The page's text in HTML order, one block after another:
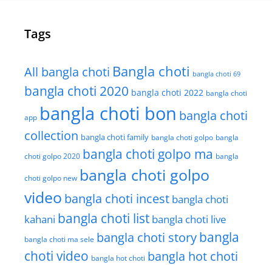
Tags
All bangla choti Bangla choti bangla choti 69
bangla choti 2020 bangla choti 2022 bangla choti
app bangla choti bon bangla choti
collection bangla choti family bangla choti golpo bangla
choti golpo 2020 bangla choti golpo ma bangla
choti golpo new bangla choti golpo
video bangla choti incest bangla choti
kahani bangla choti list bangla choti live
bangla choti ma sele bangla choti storybangla
choti video bangla hot choti bangla hot choti